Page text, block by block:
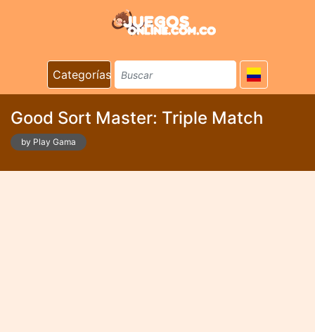
Categorías
Good Sort Master: Triple Match
by Play Gama